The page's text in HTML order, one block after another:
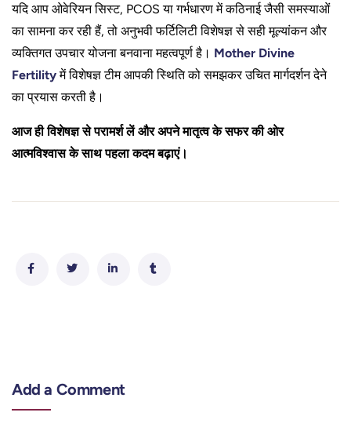
यदि आप ओवेरियन सिस्ट, PCOS या गर्भधारण में कठिनाई जैसी समस्याओं
का सामना कर रही हैं, तो अनुभवी फर्टिलिटी विशेषज्ञ से सही मूल्यांकन और
व्यक्तिगत उपचार योजना बनवाना महत्वपूर्ण है। Mother Divine
Fertilityमें विशेषज्ञ टीम आपकी स्थिति को समझकर उचित मार्गदर्शन देने
का प्रयास करती है।
आज ही विशेषज्ञ से परामर्श लें और अपने मातृत्व के सफर की ओर
आत्मविश्वास के साथ पहला कदम बढ़ाएं।
Add a Comment